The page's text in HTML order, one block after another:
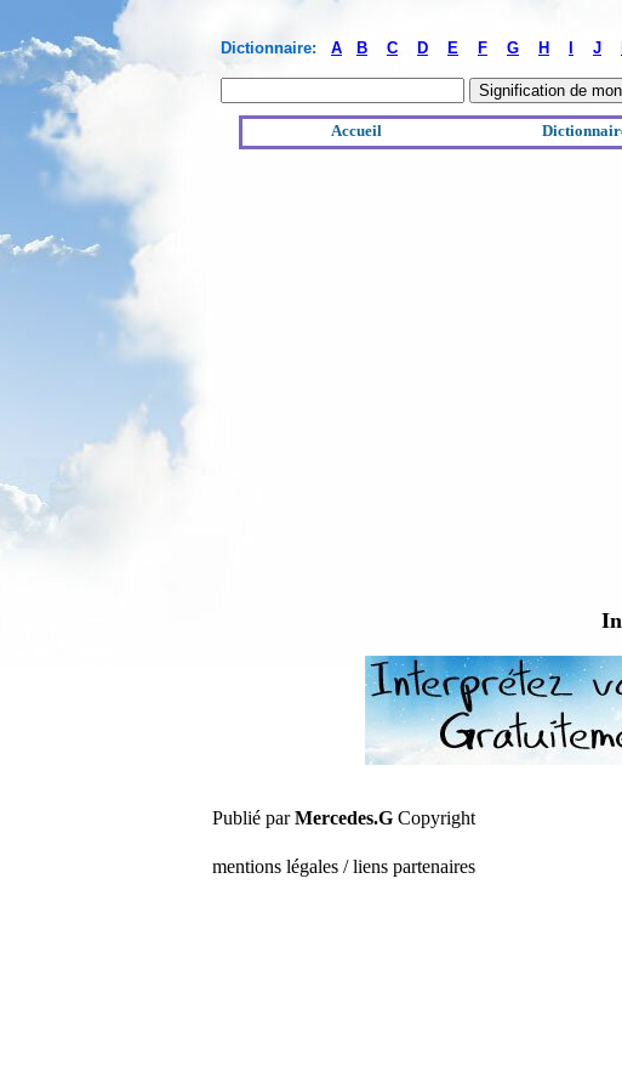
Dictionnaire: A B C D E F G H J
Accueil
Publié parMercedes.G Copyright
mentions légales / liens partenaires